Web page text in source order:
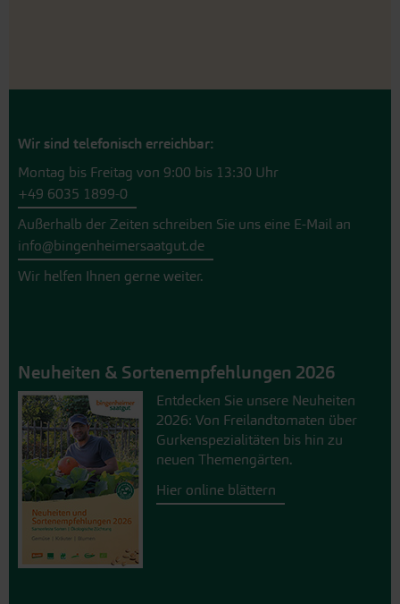
Wir sind telefonisch erreichbar:
Montag bis Freitag von 9:00 bis 13:30 Uhr
+49 6035 1899-0
Außerhalb der Zeiten schreiben Sie uns eine E-Mail an
info@bingenheimersaatgut.de
Wir helfen Ihnen gerne weiter.
Neuheiten & Sortenempfehlungen 2026
Entdecken Sie unsere Neuheiten
2026: Von Freilandtomaten über
Gurkenspezialitäten bis hin zu
neuen Themengärten.
Hier online blättern